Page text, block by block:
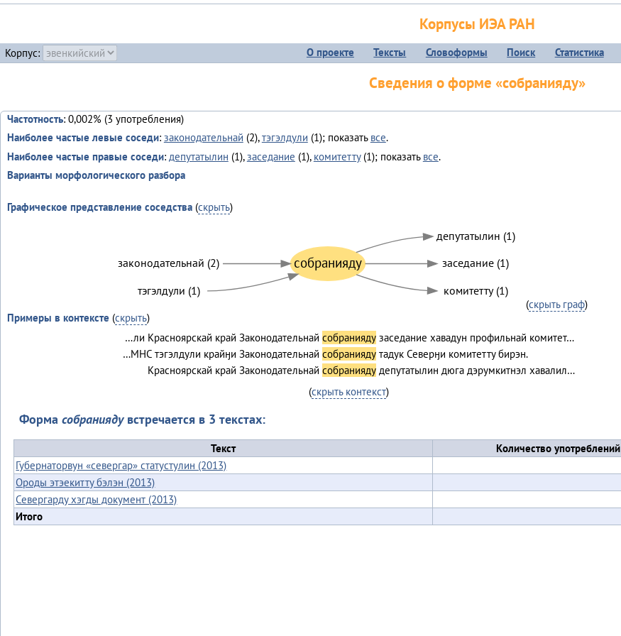
Корпусы ИЭА РАН
Корпус: О проекте Тексты Словоформы Поиск Статистика
Сведения о форме «собранияду»
Частотность: 0,002% (3 употребления)
Наиболее частые левые соседи: законодательнай (2),тэгэлдули (1); показать все.
Наиболее частые правые соседи: депутатылин (1),заседание (1), комитетту(1); показать все.
Варианты морфологического разбора
Графическое представление соседства(скрыть)
собранияду
депутатылин (1)
заседание (1)
комитетту (1)
законодательнай (2)
тэгэлдули (1)
(скрыть граф)
Примеры в контексте (скрыть)
…ли Красноярскай край Законодательнай собранияду заседание хавадун профильнай комитет…
…МНС тэгэлдули крайӈи Законодательнай собранияду тадук Северӈи комитетту бирэн.
Красноярскай край Законодательнай собранияду депутатылин дюга дэрумкитнэл хавалил…
(скрыть контекст)
Формасобраниядувстречается в 3 текстах:
Текст
Количество употреблений
Губернаторвун «севергар» статустулин (2013)
Ороды этэекитту бэлэн (2013)
Севергарду хэгды документ (2013)
Итого